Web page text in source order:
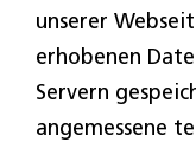
unserer
erhobenen
Servern
angemessene